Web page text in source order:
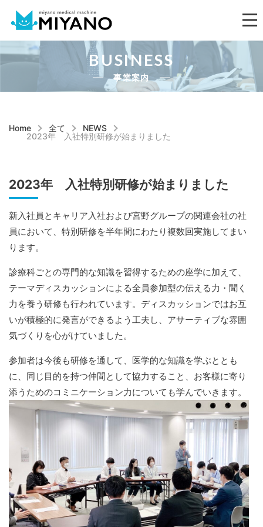
BUSINESS
事業案内
Home 全て
NEWS
2023年 入社特別研修が始まりました
2023年 入社特別研修が始まりました
新入社員とキャリア入社および宮野グループの関連会社の社
員において、特別研修を半年間にわたり複数回実施してまい
ります。
診療科ごとの専門的な知識を習得するための座学に加えて、
テーマディスカッションによる全員参加型の伝える力・聞く
力を養う研修も行われています。ディスカッションではお互
いが積極的に発言ができるよう工夫し、アサーティブな雰囲
気づくりを心がけていました。
参加者は今後も研修を通して、医学的な知識を学ぶととも
に、同じ目的を持つ仲間として協力すること、お客様に寄り
添うためのコミニケーション力についても学んでいきます。